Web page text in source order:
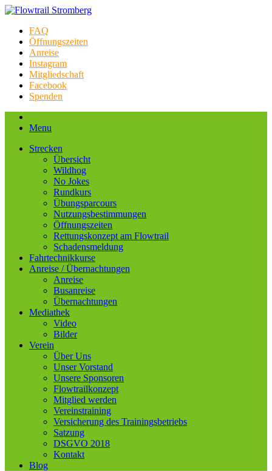
FAQ
Öffnungszeiten
Anreise
Instagram
Mitgliedschaft
Facebook
Spenden
Menu
Strecken
Übersicht
Wildhog
No Jokes
Rundkurs
Übungsparcours
Nutzungsbestimmungen
Öffnungszeiten
Rettungskonzept am Flowtrail
Schadensmeldung
Fahrtechnikkurse
Anreise / Übernachtungen
Anreise
Busanreise
Übernachtungen
Mediathek
Video
Bilder
Verein
Über Uns
Unser Vorstand
Unsere Sponsoren
Flowtrailkonzept
Mitglied werden
Vereinstraining
Versicherung des Trainingsbetriebs
Satzung
DSGVO 2018
Kontakt
Blog